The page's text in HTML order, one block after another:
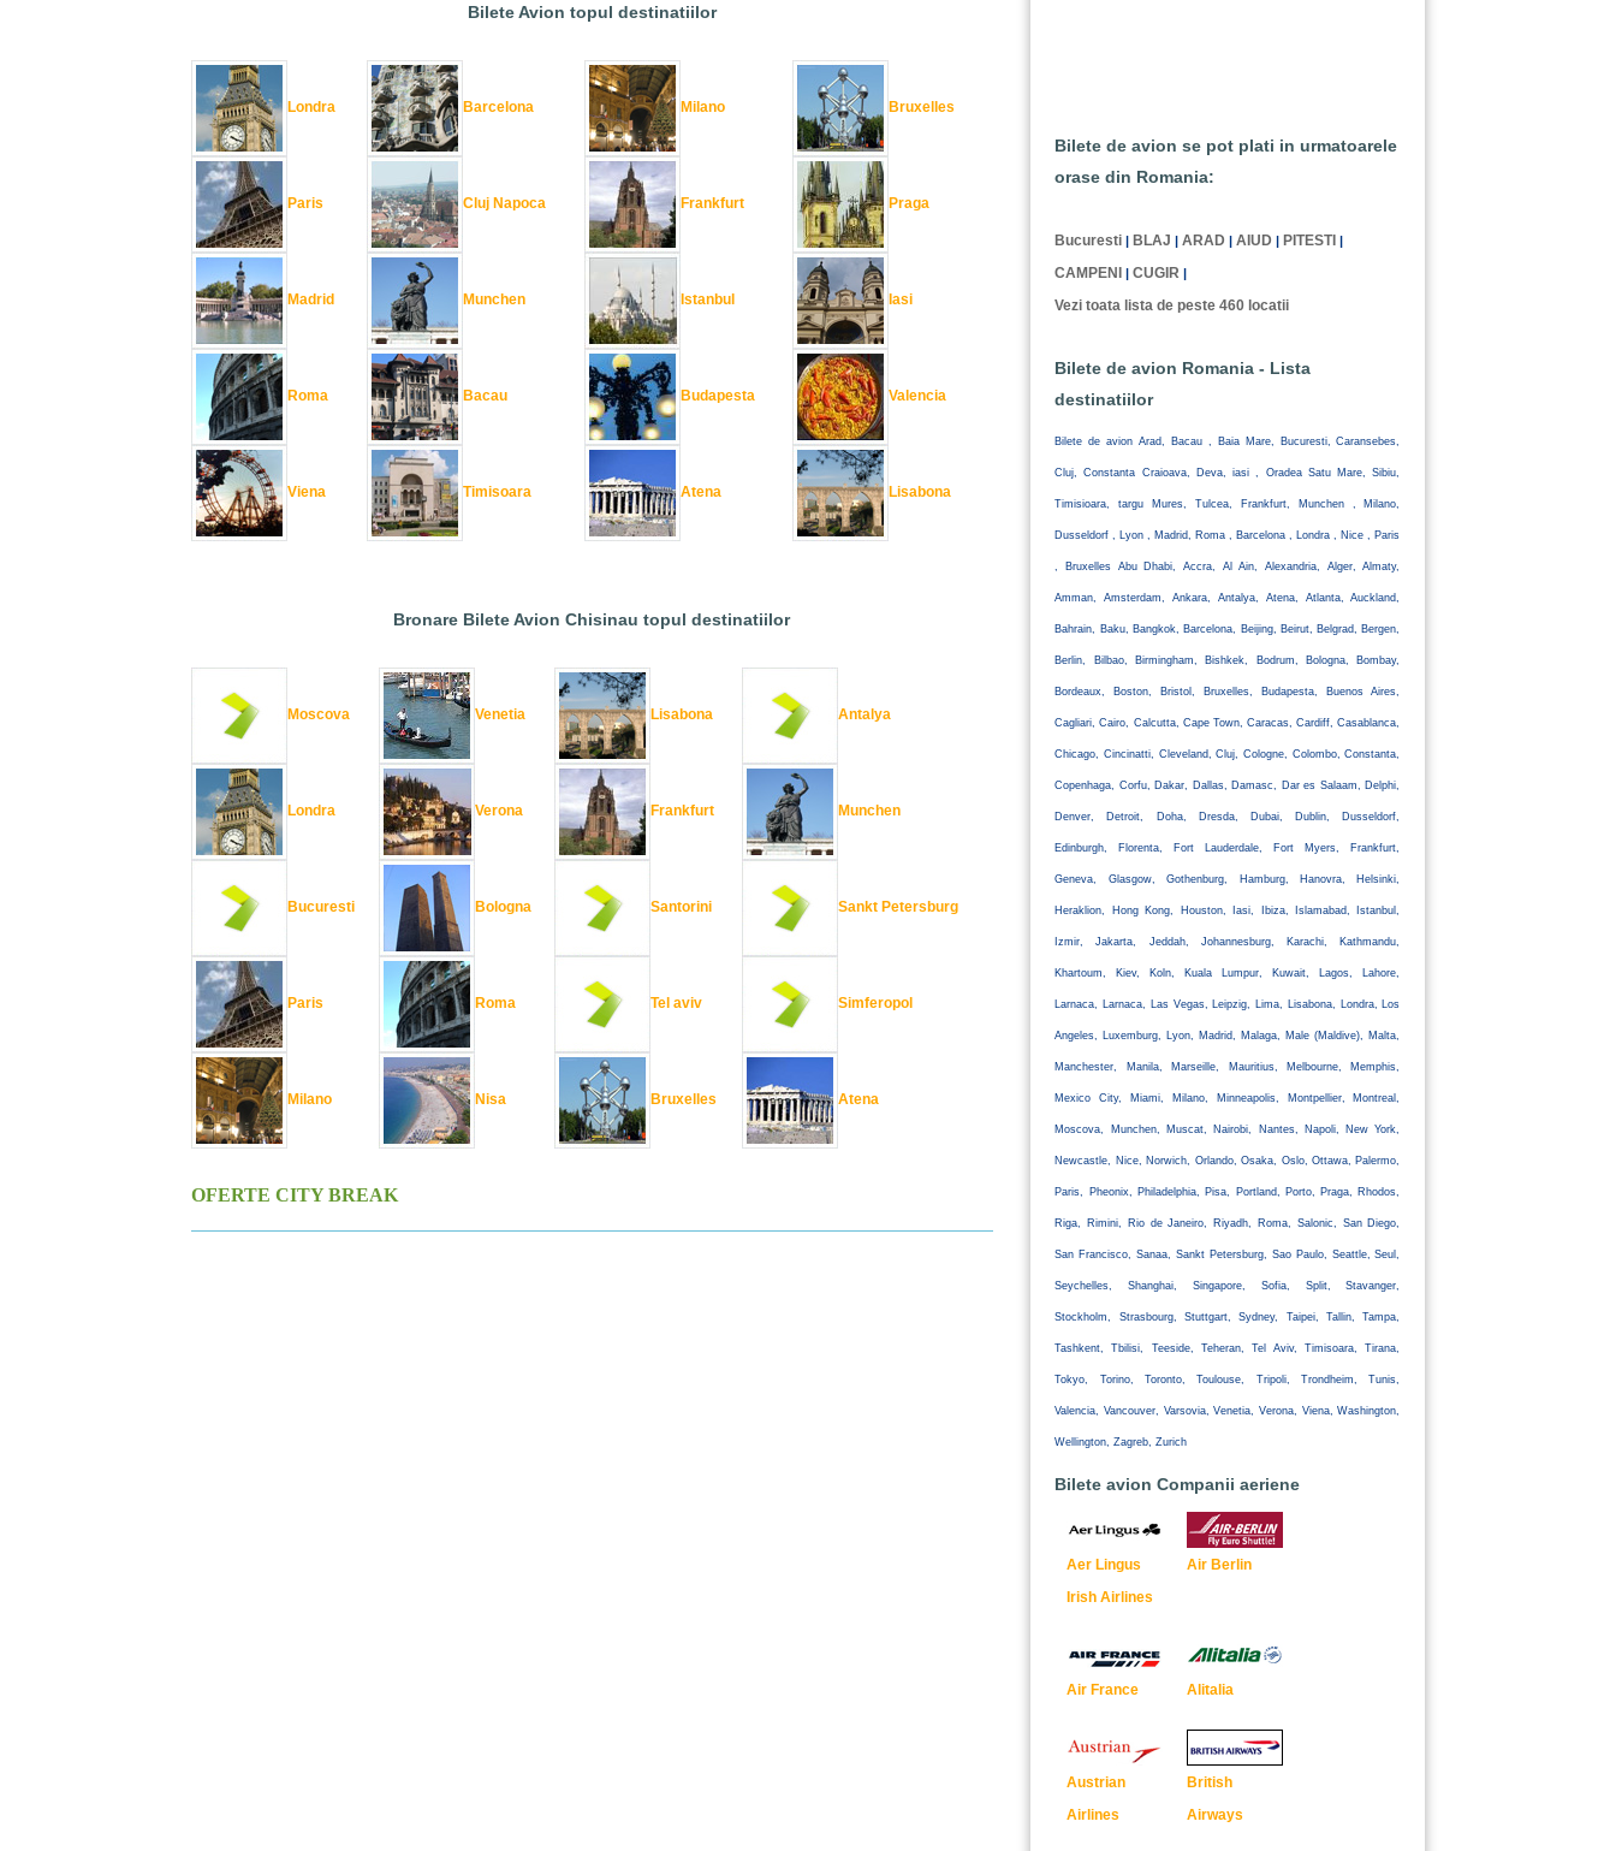
Bilete Avion topul destinatiilor
Londra
Paris
Madrid
Roma
Viena
Barcelona
Cluj Napoca
Munchen
Bacau
Timisoara
Milano
Frankfurt
Istanbul
Budapesta
Atena
Bruxelles
Praga
Iasi
Valencia
Lisabona
Bronare Bilete Avion Chisinau topul destinatiilor
Moscova
Londra
Bucuresti
Paris
Milano
Venetia
Verona
Bologna
Roma
Nisa
Lisabona
Frankfurt
Santorini
Tel aviv
Bruxelles
Antalya
Munchen
Sankt Petersburg
Simferopol
Atena
OFERTE CITY BREAK
Bilete de avion se pot plati in urmatoarele
orase din Romania:
Bucuresti | BLAJ |ARAD |AIUD | PITESTI |
CAMPENI |CUGIR |
Vezi toata lista de peste 460 locatii
Bilete de avion Romania - Lista
destinatiilor
Bilete de avion Arad, Bacau , Baia Mare, Bucuresti, Caransebes,
Cluj, Constanta Craioava, Deva, iasi , Oradea Satu Mare, Sibiu,
Timisioara, targu Mures, Tulcea, Frankfurt, Munchen , Milano,
Dusseldorf , Lyon , Madrid, Roma , Barcelona , Londra , Nice , Paris
, Bruxelles Abu Dhabi, Accra, Al Ain, Alexandria, Alger, Almaty,
Amman, Amsterdam, Ankara, Antalya, Atena, Atlanta, Auckland,
Bahrain, Baku, Bangkok, Barcelona, Beijing, Beirut, Belgrad, Bergen,
Berlin, Bilbao, Birmingham, Bishkek, Bodrum, Bologna, Bombay,
Bordeaux, Boston, Bristol, Bruxelles, Budapesta, Buenos Aires,
Cagliari, Cairo, Calcutta, Cape Town, Caracas, Cardiff, Casablanca,
Chicago, Cincinatti, Cleveland, Cluj, Cologne, Colombo, Constanta,
Copenhaga, Corfu, Dakar, Dallas, Damasc, Dar es Salaam, Delphi,
Denver, Detroit, Doha, Dresda, Dubai, Dublin, Dusseldorf,
Edinburgh, Florenta, Fort Lauderdale, Fort Myers, Frankfurt,
Geneva, Glasgow, Gothenburg, Hamburg, Hanovra, Helsinki,
Heraklion, Hong Kong, Houston, Iasi, Ibiza, Islamabad, Istanbul,
Izmir, Jakarta, Jeddah, Johannesburg, Karachi, Kathmandu,
Khartoum, Kiev, Koln, Kuala Lumpur, Kuwait, Lagos, Lahore,
Larnaca, Larnaca, Las Vegas, Leipzig, Lima, Lisabona, Londra, Los
Angeles, Luxemburg, Lyon, Madrid, Malaga, Male (Maldive), Malta,
Manchester, Manila, Marseille, Mauritius, Melbourne, Memphis,
Mexico City, Miami, Milano, Minneapolis, Montpellier, Montreal,
Moscova, Munchen, Muscat, Nairobi, Nantes, Napoli, New York,
Newcastle, Nice, Norwich, Orlando, Osaka, Oslo, Ottawa, Palermo,
Paris, Pheonix, Philadelphia, Pisa, Portland, Porto, Praga, Rhodos,
Riga, Rimini, Rio de Janeiro, Riyadh, Roma, Salonic, San Diego,
San Francisco, Sanaa, Sankt Petersburg, Sao Paulo, Seattle, Seul,
Seychelles, Shanghai, Singapore, Sofia, Split, Stavanger,
Stockholm, Strasbourg, Stuttgart, Sydney, Taipei, Tallin, Tampa,
Tashkent, Tbilisi, Teeside, Teheran, Tel Aviv, Timisoara, Tirana,
Tokyo, Torino, Toronto, Toulouse, Tripoli, Trondheim, Tunis,
Valencia, Vancouver, Varsovia, Venetia, Verona, Viena, Washington,
Wellington, Zagreb, Zurich
Bilete avion Companii aeriene
Aer Lingus
Irish Airlines
Air Berlin
Air France Alitalia
Austrian
Airlines
British
Airways